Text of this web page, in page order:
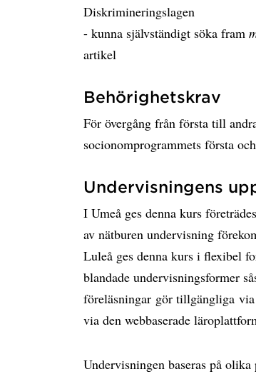
Diskrimineringslagen
- kunna självständigt söka fram
artikel
Behörighetskrav
För övergång från första till
socionomprogrammets första
Undervisningens
I Umeå ges denna kurs
av nätburen undervisning
Luleå ges denna kurs i flexibel
blandade undervisningsformer
föreläsningar gör tillgängliga
via den webbaserade
Undervisningen baseras på